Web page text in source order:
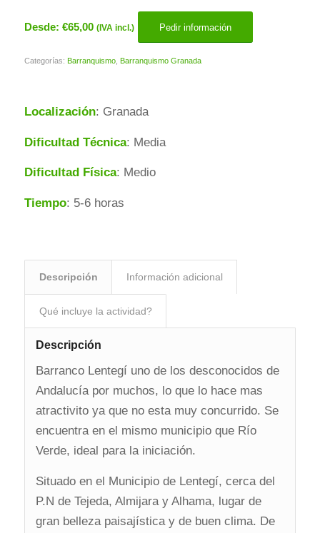
Desde: €65,00 (IVA incl.) Pedir información
Categorías: Barranquismo, Barranquismo Granada
Localización: Granada
Dificultad Técnica: Media
Dificultad Física: Medio
Tiempo: 5-6 horas
Descripción Información adicional
Qué incluye la actividad?
Descripción
Barranco Lentegí uno de los desconocidos de
Andalucía por muchos, lo que lo hace mas
atractivito ya que no esta muy concurrido. Se
encuentra en el mismo municipio que Río
Verde, ideal para la iniciación.
Situado en el Municipio de Lentegí, cerca del
P.N de Tejeda, Almijara y Alhama, lugar de
gran belleza paisajística y de buen clima. De